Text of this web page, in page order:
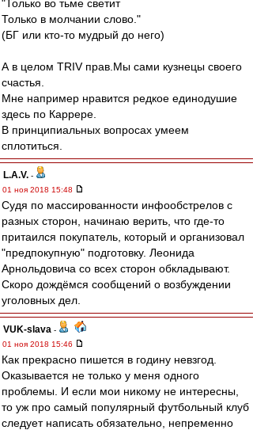
"Только во тьме светит
Только в молчании слово."
(БГ или кто-то мудрый до него)
А в целом TRIV прав.Мы сами кузнецы своего
счастья.
Мне например нравится редкое единодушие
здесь по Каррере.
В принципиальных вопросах умеем
сплотиться.
L.А.V. -
01 ноя 2018 15:48
Судя по массированности инфообстрелов с
разных сторон, начинаю верить, что где-то
притаился покупатель, который и организовал
"предпокупную" подготовку. Леонида
Арнольдовича со всех сторон обкладывают.
Скоро дождёмся сообщений о возбуждении
уголовных дел.
VUK-slava -
01 ноя 2018 15:46
Как прекрасно пишется в годину невзгод.
Оказывается не только у меня одного
проблемы. И если мои никому не интересны,
то уж про самый популярный футбольный клуб
следует написать обязательно, непременно